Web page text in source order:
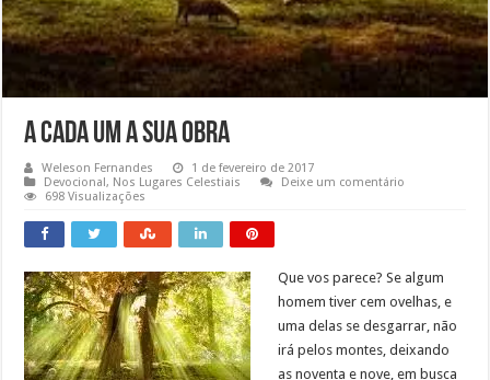
A cada um a sua obra
Weleson Fernandes
1 de fevereiro de 2017
Devocional, Nos Lugares Celestiais
Deixe um comentário
698 Visualizações
Que vos parece? Se algum
homem tiver cem ovelhas, e
uma delas se desgarrar, não
irá pelos montes, deixando
as noventa e nove, em busca